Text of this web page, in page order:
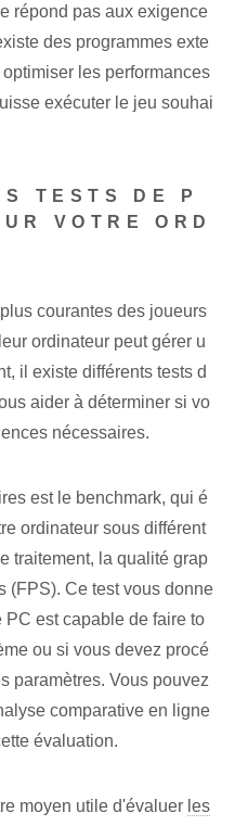
répond pas aux exigence
des programmes exte
les performances
exécuter le jeu souhai
TESTS DE P
VOTRE ORD
courantes des joueurs
ordinateur peut gérer u
il existe différents tests d
aider à déterminer si vo
nécessaires.
est le benchmark, qui é
ordinateur sous différent
traitement, la qualité grap
(FPS). Ce test vous donne
est capable de faire to
ou si vous devez procé
paramètres. Vous pouvez
comparative en ligne
évaluation.
moyen utile d'évaluer les